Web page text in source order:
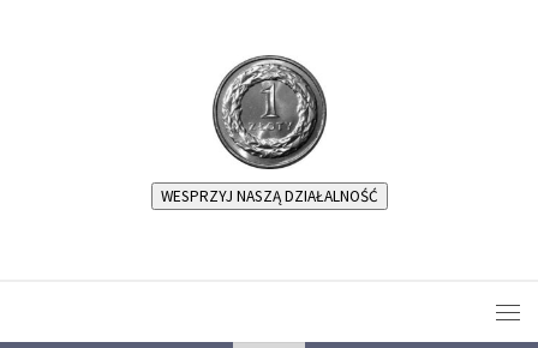
WESPRZYJ NASZĄ DZIAŁALNOŚĆ